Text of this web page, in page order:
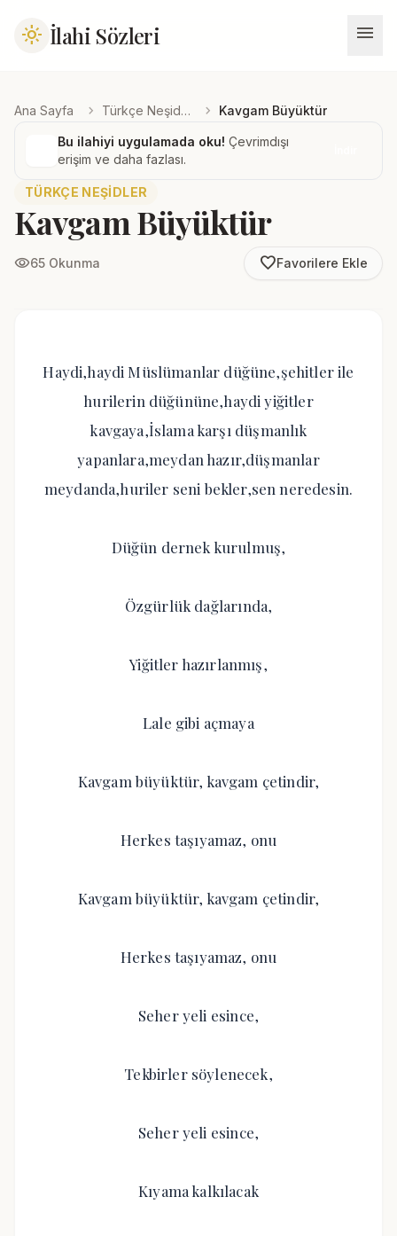
light_mode İlahi Sözleri menu
Ana Sayfa chevron_right Türkçe Neşidler chevron_right Kavgam Büyüktür
Bu ilahiyi uygulamada oku! Çevrimdışı
erişim ve daha fazlası.
TÜRKÇE NEŞIDLER
Kavgam Büyüktür
visibility65 Okunma favorite_borderFavorilere Ekle
Haydi,haydi Müslümanlar düğüne,şehitler ile
hurilerin düğününe,haydi yiğitler
kavgaya,İslama karşı düşmanlık
yapanlara,meydan hazır,düşmanlar
meydanda,huriler seni bekler,sen neredesin.
Düğün dernek kurulmuş,
Özgürlük dağlarında,
Yiğitler hazırlanmış,
Lale gibi açmaya
Kavgam büyüktür, kavgam çetindir,
Herkes taşıyamaz, onu
Kavgam büyüktür, kavgam çetindir,
Herkes taşıyamaz, onu
Seher yeli esince,
Tekbirler söylenecek,
Seher yeli esince,
Kıyama kalkılacak